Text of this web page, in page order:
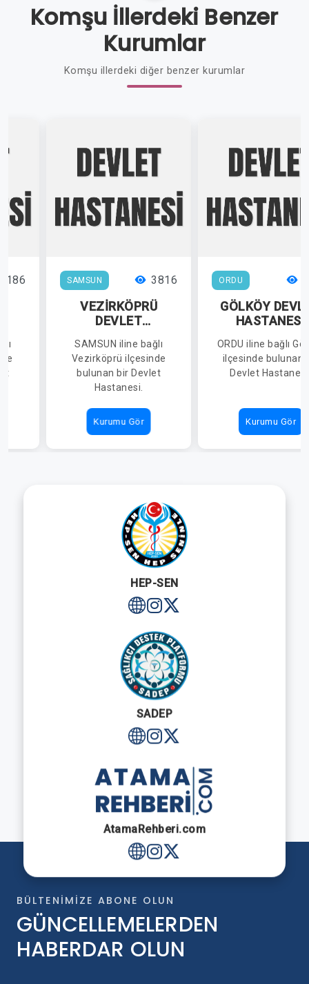
Komşu İllerdeki Benzer
Kurumlar
Komşu illerdeki diğer benzer kurumlar
SAMSUN 3816
VEZİRKÖPRÜ
DEVLET
SAMSUN iline bağlı
Vezirköprü ilçesinde
bulunan bir Devlet
Hastanesi.
Kurumu Gör
ORDU
GÖLKÖY
HASTANESİ
ORDU iline bağlı
ilçesinde bulunan
Devlet
Kurumu Gör
HEP-SEN
SADEP
AtamaRehberi.com
BÜLTENIMIZE ABONE OLUN
GÜNCELLEMELERDEN
HABERDAR OLUN